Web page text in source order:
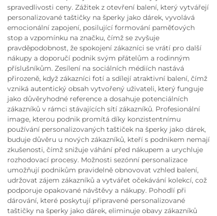
spravedlivosti ceny. Zážitek z otevření balení, který vytvářejí
personalizované taštičky na šperky jako dárek, vyvolává
emocionální zapojení, posilující formování paměťových
stop a vzpomínku na značku, čímž se zvyšuje
pravděpodobnost, že spokojení zákazníci se vrátí pro další
nákupy a doporučí podnik svým přátelům a rodinným
příslušníkům. Zesílení na sociálních médiích nastává
přirozeně, když zákazníci fotí a sdílejí atraktivní balení, čímž
vzniká autentický obsah vytvořený uživateli, který funguje
jako důvěryhodné reference a dosahuje potenciálních
zákazníků v rámci stávajících sítí zákazníků. Profesionální
image, kterou podnik promítá díky konzistentnímu
používání personalizovaných taštiček na šperky jako dárek,
buduje důvěru u nových zákazníků, kteří s podnikem nemají
zkušenosti, čímž snižuje váhání před nákupem a urychluje
rozhodovací procesy. Možnosti sezónní personalizace
umožňují podnikům pravidelně obnovovat vzhled balení,
udržovat zájem zákazníků a vytvářet očekávání kolekcí, což
podporuje opakované návštěvy a nákupy. Pohodlí při
dárování, které poskytují připravené personalizované
taštičky na šperky jako dárek, eliminuje obavy zákazníků